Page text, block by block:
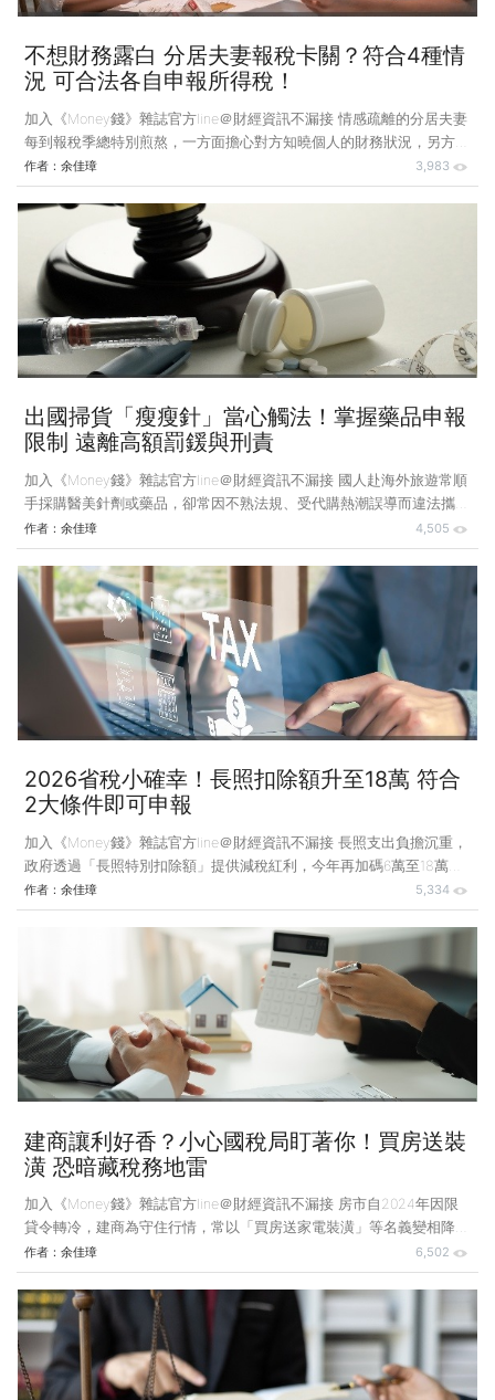
不想財務露白 分居夫妻報稅卡關？符合4種情
況 可合法各自申報所得稅！
加入《Money錢》雜誌官方line＠財經資訊不漏接 情感疏離的分居夫妻
每到報稅季總特別煎熬，一方面擔心對方知曉個人的財務狀況，另方面
也可能涉及利益衝突。究竟分居夫妻能否個別申報所得稅？針對隱私等
問題是否有法可解？ 案例說明：分居夫妻為報稅利益起爭執 林先生
與陳小姐結婚10年，育有一名就讀國小的兒子，一家三口在台北生活。
2024年中林先生被公司調派至新竹分公司任職，夫妻關係逐漸疏離，
2025年初兩人協議分居，但尚未辦理離婚，分居後由陳小姐負責照顧
孩子的生活與就學。 報稅季即將到來，陳小姐擔心合併申報會讓林先
生看到她的實際收入與財務狀況，希望可以各自申
作者： 余佳璋 3,983
出國掃貨「瘦瘦針」當心觸法！掌握藥品申報
限制 遠離高額罰鍰與刑責
加入《Money錢》雜誌官方line＠財經資訊不漏接 國人赴海外旅遊常順
手採購醫美針劑或藥品，卻常因不熟法規、受代購熱潮誤導而違法攜藥
入境。若未如實申報或私自轉售，將面臨《藥事法》高額罰鍰甚至刑事
重罪，代價極高。 案例說明：受託代購瘦瘦針 是否該婉拒？ 小華規
劃在連續假期前往日本旅行，一位經營網路銷售的朋友小明得知後，請
小華幫忙代購一批當地藥妝店買得到的商品，另外攜帶一批網路近來熱
門瘋傳的「瘦瘦針」猛健樂（Mounjaro）回台灣。小明表示願意支付部
分交通費，並協助相關手續，小華也說對瘦瘦針有興趣，想要使用。不
過小華抵達日本之後，同團朋友提醒攜帶這批藥
作者： 余佳璋 4,505
2026省稅小確幸！長照扣除額升至18萬 符合
2大條件即可申報
加入《Money錢》雜誌官方line＠財經資訊不漏接 長照支出負擔沉重，
政府透過「長照特別扣除額」提供減稅紅利，今年再加碼6萬至18萬
元。不過並非人人適用，申報時有哪些條件與限制須留意？ 案例說
明：為高齡父母聘請看護能減稅？ 小美的奶奶高齡80多歲，因行動不
便，反應遲緩、日常起居需有人照料。為了讓白天要上班的家人安心，
小美的爸爸特別帶奶奶到醫院評估，聘請合法外籍看護。 人力仲介告
訴小美爸爸，這筆開銷在申報綜所稅時有18萬元的「扣除額」可用，但
小美媽媽卻疑惑：「是不是只要有請看護，每個人都能扣除這18萬？」
台灣已正式步入「超高齡社會」，上班族受
作者： 余佳璋 5,334
建商讓利好香？小心國稅局盯著你！買房送裝
潢 恐暗藏稅務地雷
加入《Money錢》雜誌官方line＠財經資訊不漏接 房市自2024年因限
貸令轉冷，建商為守住行情，常以「買房送家電裝潢」等名義變相降
價。提醒購屋民眾，收受這類折讓時若未如實申報，可能成為國稅局查
核與追繳稅款的對象。 案例說明：建商送裝潢 其實是替房價灌水？
陳大明有意購買新屋，當作未來結婚後的新家，因看到某建商推出「買
房送裝潢」的促銷方案，便前往看屋，銷售人員提出「AB合約」方
案，表示可讓其減少貸款壓力。 做法是A合約載明較高的價款，供買方
向銀行申貸，以此取得更多資金，但實際僅需支付較低的B合約價金給
建商即可。陳大明乍聽之下，覺得似乎是兩全其美，但
作者： 余佳璋 6,502